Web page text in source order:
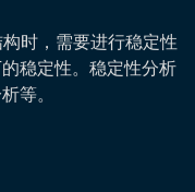
时，需要进行稳定性
稳定性。稳定性分析
等。